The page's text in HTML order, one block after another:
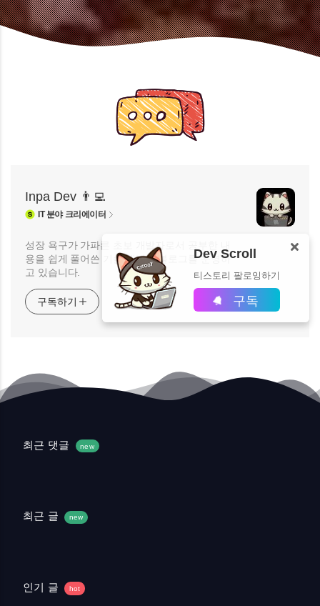
Inpa Dev 👨‍💻
IT분야 크리에이터
성장 욕구가 가파른 초보 개발자로서 공부한 내
용을 쉽게 풀어쓴 기술 개발자 블로그를 운영하
고 있습니다.
구독하기
Dev Scroll
티스토리 팔로잉하기
구독
최근 댓글 new
최근 글 new
인기 글 hot